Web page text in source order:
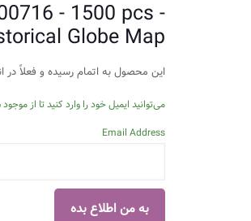
- 1500 pcs -
Globe Map
این محصول به اتمام رسیده و فعلاً در
می‌توانید ایمیل خود را وارد کنید تا از
Email Address